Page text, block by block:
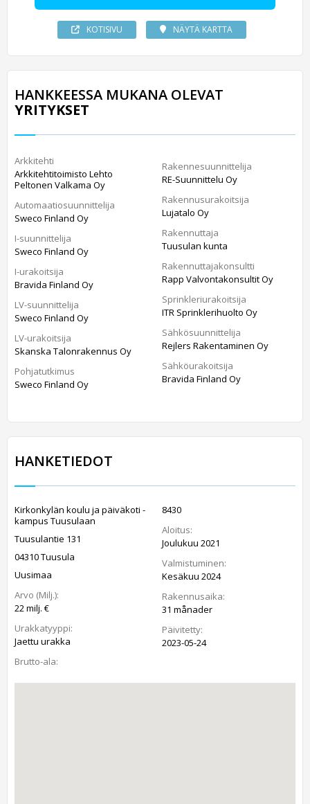
KOTISIVU NÄYTÄ KARTTA
HANKKEESSA MUKANA OLEVAT
YRITYKSET
Arkkitehti
Arkkitehtitoimisto Lehto
Peltonen Valkama Oy
Automaatiosuunnittelija
Sweco Finland Oy
I-suunnittelija
Sweco Finland Oy
I-urakoitsija
Bravida Finland Oy
LV-suunnittelija
Sweco Finland Oy
LV-urakoitsija
Skanska Talonrakennus Oy
Pohjatutkimus
Sweco Finland Oy
Rakennesuunnittelija
RE-Suunnittelu Oy
Rakennusurakoitsija
Lujatalo Oy
Rakennuttaja
Tuusulan kunta
Rakennuttajakonsultti
Rapp Valvontakonsultit Oy
Sprinkleriurakoitsija
ITR Sprinklerihuolto Oy
Sähkösuunnittelija
Rejlers Rakentaminen Oy
Sähköurakoitsija
Bravida Finland Oy
HANKETIEDOT
Kirkonkylän koulu ja päiväkoti -
kampus Tuusulaan
Tuusulantie 131
04310 Tuusula
Uusimaa
Arvo (Milj.):
22 milj. €
Urakkatyyppi:
Jaettu urakka
Brutto-ala:
8430
Aloitus:
Joulukuu 2021
Valmistuminen:
Kesäkuu 2024
Rakennusaika:
31 månader
Päivitetty:
2023-05-24